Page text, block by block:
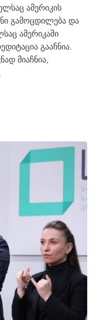
ამერიკის
გამოცდილება და
ამერიკაში
გააჩნია.
მიაჩნია,